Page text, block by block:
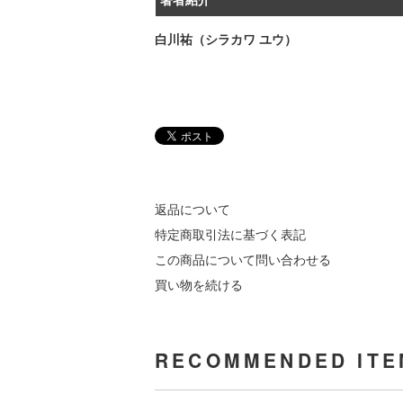
白川祐（シラカワ ユウ）
返品について
特定商取引法に基づく表記
この商品について問い合わせる
買い物を続ける
RECOMMENDED